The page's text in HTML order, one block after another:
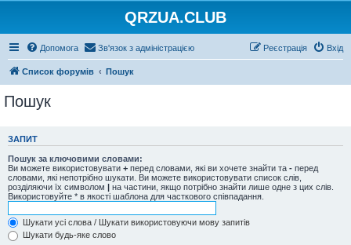
QRZUA.CLUB
Допомога Зв'язок з адміністрацією Вхід
Реєстрація
Список форумів Пошук
Пошук
ЗАПИТ
Пошук за ключовими словами:
Ви можете використовувати + перед словами, які ви хочете знайти та - перед
словами, які непотрібно шукати. Ви можете використовувати список слів,
розділяючи їх символом | на частини, якщо потрібно знайти лише одне з цих слів.
Використовуйте * в якості шаблона для часткового співпадання.
Шукати усі слова / Шукати використовуючи мову запитів
Шукати будь-яке слово